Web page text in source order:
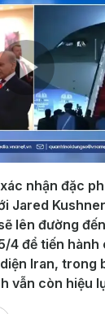
Play
nhận đặc
Jared
lên đường
4 để tiến
Iran, trong
vẫn còn hiệu